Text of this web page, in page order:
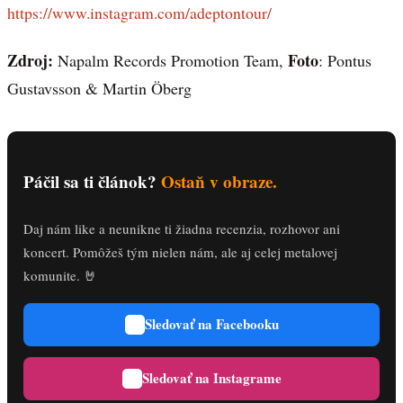
https://www.instagram.com/adeptontour/
Zdroj: Napalm Records Promotion Team, Foto: Pontus
Gustavsson & Martin Öberg
Páčil sa ti článok? Ostaň v obraze.
Daj nám like a neunikne ti žiadna recenzia, rozhovor ani
koncert. Pomôžeš tým nielen nám, ale aj celej metalovej
komunite. 🤘
Sledovať na Facebooku
Sledovať na Instagrame